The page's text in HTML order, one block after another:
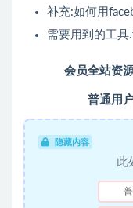
补充:如何用
需要用到的工具
会员全站资
普通用
隐藏内容
此